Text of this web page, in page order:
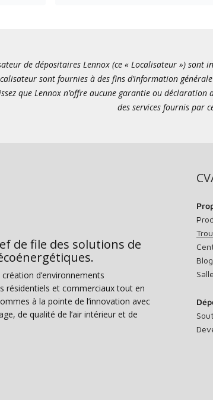
de dépositaires Lennox (ce « Localisateur »)
sont fournies à des fins d’information
que Lennox n’offre aucune garantie ou
des services fournis par
de file des solutions de
d’environnements
résidentiels et commerciaux tout en
à la pointe de l’innovation avec
de qualité de l’air intérieur et de
Blog